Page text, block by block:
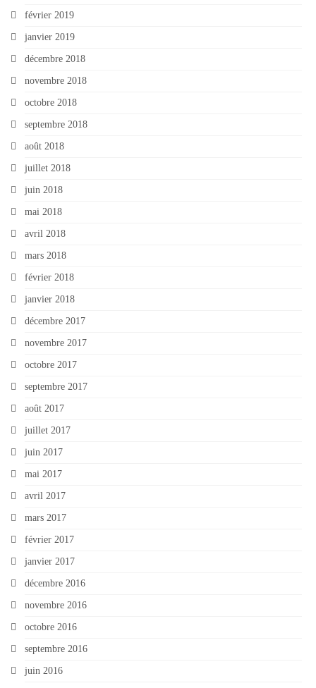
février 2019
janvier 2019
décembre 2018
novembre 2018
octobre 2018
septembre 2018
août 2018
juillet 2018
juin 2018
mai 2018
avril 2018
mars 2018
février 2018
janvier 2018
décembre 2017
novembre 2017
octobre 2017
septembre 2017
août 2017
juillet 2017
juin 2017
mai 2017
avril 2017
mars 2017
février 2017
janvier 2017
décembre 2016
novembre 2016
octobre 2016
septembre 2016
juin 2016